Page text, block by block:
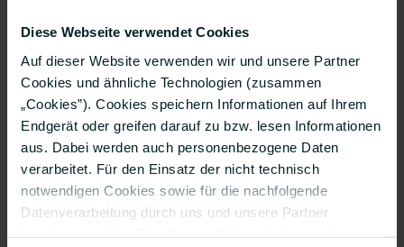
Diese Webseite verwendet Cookies
Auf dieser Website verwenden wir und unsere Partner
Cookies und ähnliche Technologien (zusammen
„Cookies”). Cookies speichern Informationen auf Ihrem
Endgerät oder greifen darauf zu bzw. lesen Informationen
aus. Dabei werden auch personenbezogene Daten
verarbeitet. Für den Einsatz der nicht technisch
notwendigen Cookies sowie für die nachfolgende
Datenverarbeitung durch uns und unsere Partner
Urlaub, oder seid ihr immer erreichbar?
17. und 19. August –
Einschulung in Bremen,
Sachsen-Anhalt und
Niedersachsen